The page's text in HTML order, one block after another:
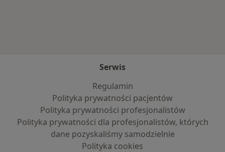
Serwis
Regulamin
Polityka prywatności pacjentów
Polityka prywatności profesjonalistów
Polityka prywatności dla profesjonalistów, których
dane pozyskaliśmy samodzielnie
Polityka cookies